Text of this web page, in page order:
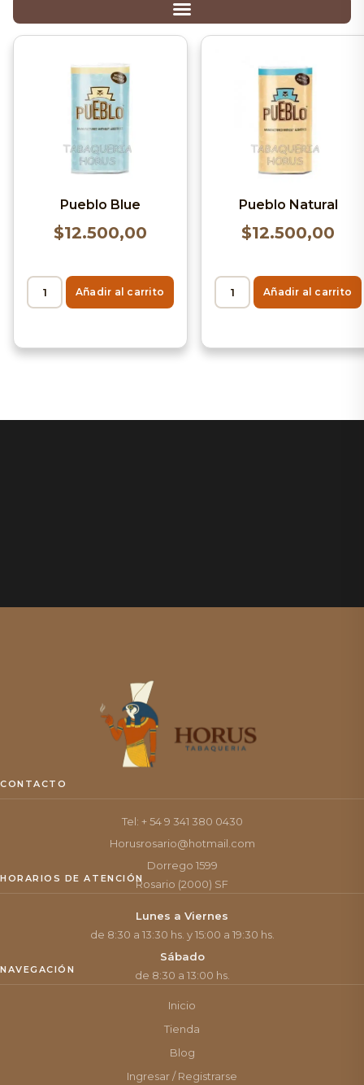
Pueblo Blue
$12.500,00
Añadir al carrito
Pueblo Natural
$12.500,00
Añadir al carrito
CONTACTO
Tel: + 54 9 341 380 0430
Horusrosario@hotmail.com
Dorrego 1599
Rosario (2000) SF
HORARIOS DE ATENCIÓN
Lunes a Viernes
de 8:30 a 13:30 hs. y 15:00 a 19:30 hs.
Sábado
de 8:30 a 13:00 hs.
NAVEGACIÓN
Inicio
Tienda
Blog
Ingresar / Registrarse